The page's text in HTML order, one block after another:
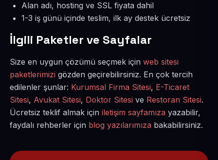
Alan adı, hosting ve SSL fiyata dahil
1-3 iş günü içinde teslim, ilk ay destek ücretsiz
İlgili Paketler ve Sayfalar
Size en uygun çözümü seçmek için web sitesi
paketlerimizi gözden geçirebilirsiniz. En çok tercih
edilenler şunlar: Kurumsal Firma Sitesi, E-Ticaret
Sitesi, Avukat Sitesi, Doktor Sitesi ve Restoran Sitesi.
Ücretsiz teklif almak için iletişim sayfamıza yazabilir,
faydalı rehberler için blog yazılarımıza bakabilirsiniz.